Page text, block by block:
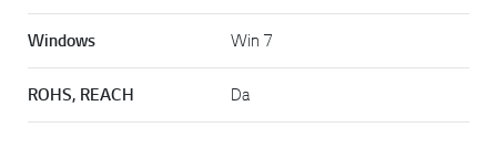
Windows Win 7
ROHS, REACH Da